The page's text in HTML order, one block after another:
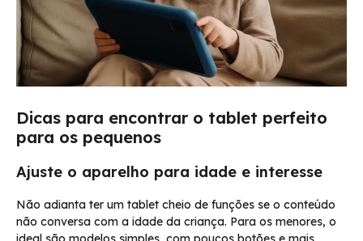
Dicas para encontrar o tablet perfeito
para os pequenos
Ajuste o aparelho para idade e interesse
Não adianta ter um tablet cheio de funções se o conteúdo
não conversa com a idade da criança. Para os menores, o